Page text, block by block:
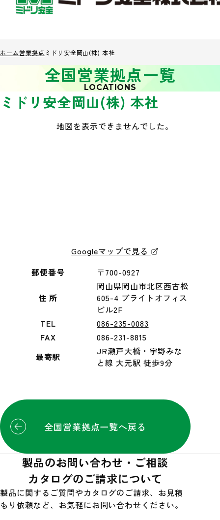
ホーム営業拠点 ミドリ安全岡山(株) 本社
全国営業拠点一覧
LOCATIONS
ミドリ安全岡山(株) 本社
地図を表示できませんでした。
Googleマップで見る
郵便番号
〒700-0927
住 所
岡山県岡山市北区西古松
605-4 ブライトオフィス
ビル2F
TEL
086-235-0083
FAX
086-231-8815
最寄駅
JR瀬戸大橋・宇野みな
と線 大元駅 徒歩9分
全国営業拠点一覧へ戻る
製品のお問い合わせ・ご相談
カタログのご請求について
製品に関するご質問やカタログのご請求、お見積
もり依頼など、お気軽にお問い合わせください。